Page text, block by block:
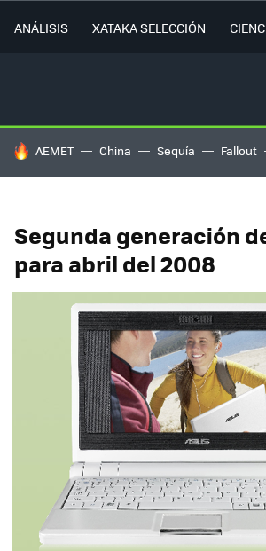
ANÁLISIS XATAKA SELECCIÓN
HOY SE HABLA DE
AEMET China Sequía Fallout
Segunda generación
para abril del 2008